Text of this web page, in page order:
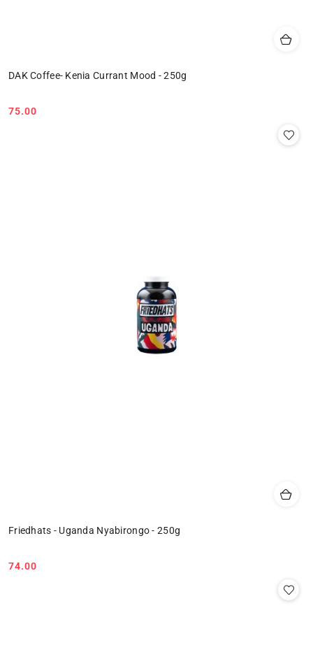
DAK Coffee- Kenia Currant Mood - 250g
Cena:
75.00
Friedhats - Uganda Nyabirongo - 250g
Cena:
74.00